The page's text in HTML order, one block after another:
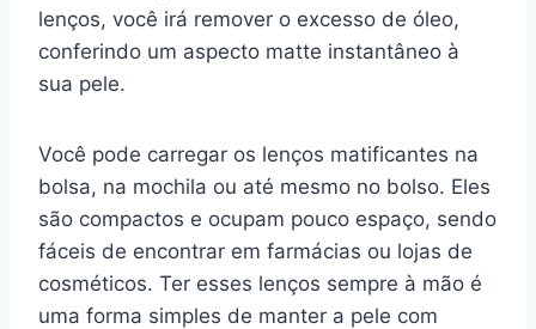
lenços, você irá remover o excesso de óleo,
conferindo um aspecto matte instantâneo à
sua pele.
Você pode carregar os lenços matificantes na
bolsa, na mochila ou até mesmo no bolso. Eles
são compactos e ocupam pouco espaço, sendo
fáceis de encontrar em farmácias ou lojas de
cosméticos. Ter esses lenços sempre à mão é
uma forma simples de manter a pele com